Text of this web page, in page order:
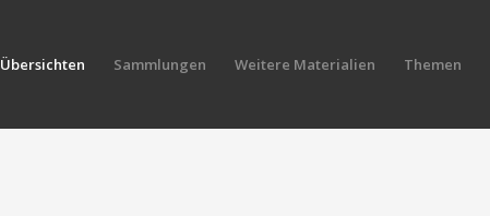
Übersichten Sammlungen Weitere Materialien Themen